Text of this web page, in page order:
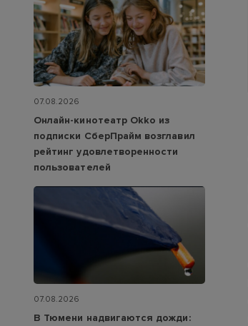
07.08.2026
Онлайн-кинотеатр Okko из
подписки СберПрайм возглавил
рейтинг удовлетворенности
пользователей
07.08.2026
В Тюмени надвигаются дожди: